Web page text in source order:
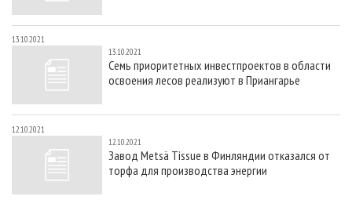
13.10.2021
13.10.2021
Семь приоритетных инвестпроектов в области
освоения лесов реализуют в Приангарье
12.10.2021
12.10.2021
Завод Metsä Tissue в Финляндии отказался от
торфа для производства энергии